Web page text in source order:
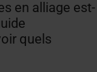
en alliage est-
quels